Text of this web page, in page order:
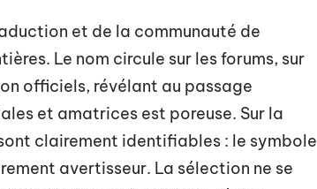
et de la communauté de
Le nom circule sur les forums, sur
officiels, révélant au passage
et amatrices est poreuse. Sur la
clairement identifiables : le symbole
avertisseur. La sélection ne se